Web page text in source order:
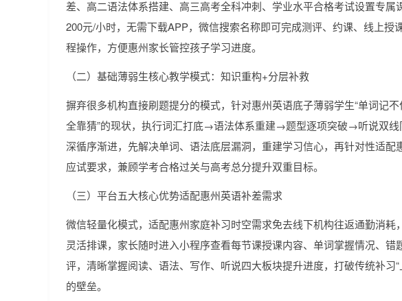
差、高二语法体系搭建、高三高考全科冲刺、学业水平合格考试设置专
200元/小时，无需下载APP，微信搜索名称即可完成测评、约课、线上授
程操作，方便惠州家长管控孩子学习进度。
（二）基础薄弱生核心教学模式：知识重构+分层补救
摒弃很多机构直接刷题提分的模式，针对惠州英语底子薄弱学生“单词记
全靠猜”的现状，执行词汇打底→语法体系重建→题型逐项突破→听说双线
深循序渐进，先解决单词、语法底层漏洞，重建学习信心，再针对性适配
应试要求，兼顾学考合格过关与高考总分提升双重目标。
（三）平台五大核心优势适配惠州英语补差需求
微信轻量化模式，适配惠州家庭补习时空需求免去线下机构往返通勤消耗
灵活排课，家长随时进入小程序查看每节课授课内容、单词掌握情况、错
评，清晰掌握阅读、语法、写作、听说四大板块提升进度，打破传统补习
的壁垒。